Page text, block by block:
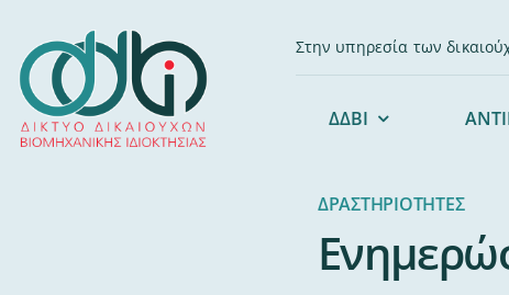
στο
περιεχόμενο
Στην υπηρεσία των
ΔΔΒΙ
ΔΡΑΣΤΗΡΙΟΤΗΤΕΣ